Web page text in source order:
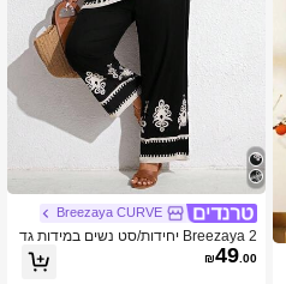
Breezaya CURVE
Breezaya 2 יחידות/סט נשים במידות גד
ולות עם הדפס כתף פתוחה ומכנסיים רפו
יים, תלבושת חופשה מינימליסטית אומנו
₪49.00